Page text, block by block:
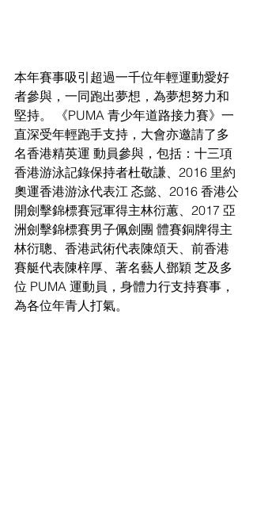
本年賽事吸引超過一千位年輕運動愛好
者參與，一同跑出夢想，為夢想努力和
堅持。 《PUMA 青少年道路接力賽》一
直深受年輕跑手支持，大會亦邀請了多
名香港精英運 動員參與，包括：十三項
香港游泳記錄保持者杜敬謙、2016 里約
奧運香港游泳代表江 忞懿、2016 香港公
開劍擊錦標賽冠軍得主林衍蕙、2017 亞
洲劍擊錦標賽男子佩劍團 體賽銅牌得主
林衍聰、香港武術代表陳頌天、前香港
賽艇代表陳梓厚、著名藝人鄧穎 芝及多
位 PUMA 運動員，身體力行支持賽事，
為各位年青人打氣。